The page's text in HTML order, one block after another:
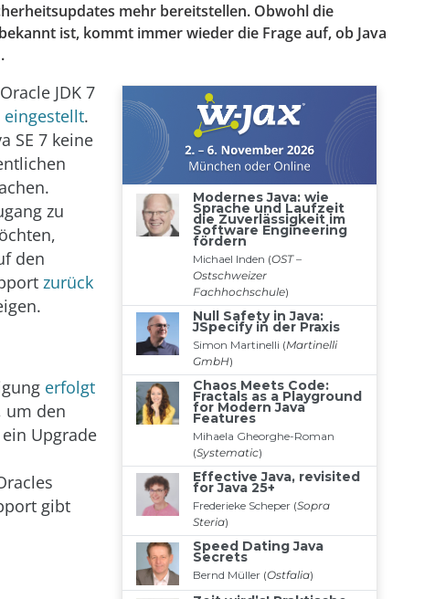
mehr bereitstellen. Obwohl die
ist, kommt immer wieder die Frage auf, ob Java
JDK 7
eingestellt.
SE 7 keine
zu
den
zurück
erfolgt
um den
Upgrade
gibt